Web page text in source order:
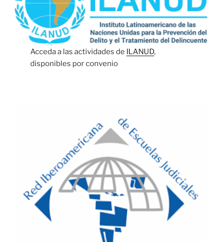
Acceda a las actividades de ILANUD,
disponibles por convenio